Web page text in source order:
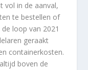
vol in de aanval,
te bestellen of
loop van 2021
geraakt
containerkosten.
boven de